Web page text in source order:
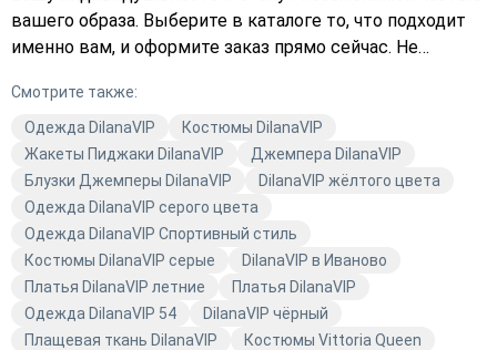
вашего образа. Выберите в каталоге то, что подходит
именно вам, и оформите заказ прямо сейчас. Не
одежду по выгодной цене. Подберите платье, которое
идеально сядет по фигуре, и добавьте его в корзину. С
Avaro вы всегда будете в тренде!
Смотрите также:
Одежда DilanaVIP
Костюмы DilanaVIP
Жакеты Пиджаки DilanaVIP
Джемпера DilanaVIP
Блузки Джемперы DilanaVIP
DilanaVIP жёлтого цвета
Одежда DilanaVIP серого цвета
Одежда DilanaVIP Спортивный стиль
Костюмы DilanaVIP серые
DilanaVIP в Иваново
Платья DilanaVIP летние
Платья DilanaVIP
Одежда DilanaVIP 54
DilanaVIP чёрный
Плащевая ткань DilanaVIP
Костюмы Vittoria Queen